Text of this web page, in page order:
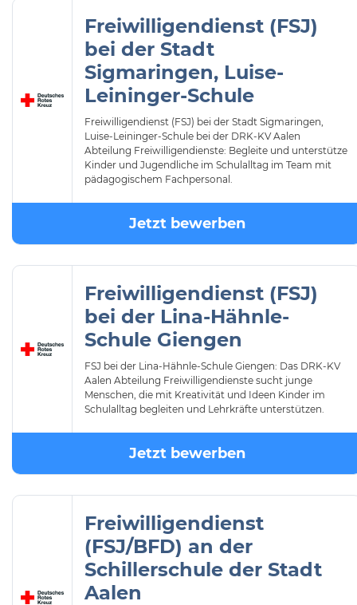
Freiwilligendienst (FSJ)
bei der Stadt
Sigmaringen, Luise-
Leininger-Schule
Freiwilligendienst (FSJ) bei der Stadt Sigmaringen,
Luise-Leininger-Schule bei der DRK-KV Aalen
Abteilung Freiwilligendienste: Begleite und unterstütze
Kinder und Jugendliche im Schulalltag im Team mit
pädagogischem Fachpersonal.
Jetzt bewerben
Freiwilligendienst (FSJ)
bei der Lina-Hähnle-
Schule Giengen
FSJ bei der Lina-Hähnle-Schule Giengen: Das DRK-KV
Aalen Abteilung Freiwilligendienste sucht junge
Menschen, die mit Kreativität und Ideen Kinder im
Schulalltag begleiten und Lehrkräfte unterstützen.
Jetzt bewerben
Freiwilligendienst
(FSJ/BFD) an der
Schillerschule der Stadt
Aalen